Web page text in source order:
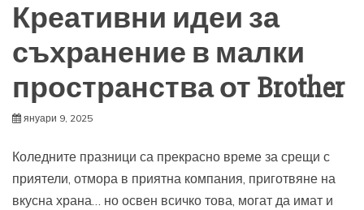
Креативни идеи за
съхранение в малки
пространства от Brother
януари 9, 2025
Коледните празници са прекрасно време за срещи с
приятели, отмора в приятна компания, приготвяне на
вкусна храна… но освен всичко това, могат да имат и